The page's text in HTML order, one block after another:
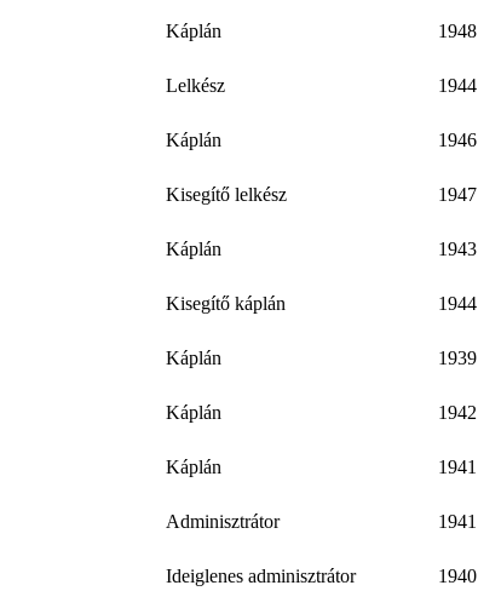
Káplán 1948
Lelkész 1944
Káplán 1946
Kisegítő lelkész 1947
Káplán 1943
Kisegítő káplán 1944
Káplán 1939
Káplán 1942
Káplán 1941
Adminisztrátor 1941
Ideiglenes adminisztrátor 1940